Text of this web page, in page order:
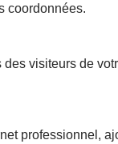
coordonnées.
visiteurs de
professionnel,